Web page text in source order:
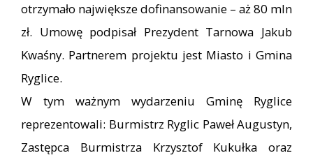
otrzymało największe dofinansowanie – aż 80 mln
zł. Umowę podpisał Prezydent Tarnowa Jakub
Kwaśny. Partnerem projektu jest Miasto i Gmina
Ryglice.
W tym ważnym wydarzeniu Gminę Ryglice
reprezentowali: Burmistrz Ryglic Paweł Augustyn,
Zastępca Burmistrza Krzysztof Kukułka oraz